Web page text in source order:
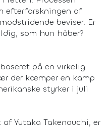
efterforskningen af
beviser. Er
som hun håber?
på en virkelig
der kæmper en kamp
styrker i juli
Yutaka Takenouchi, er